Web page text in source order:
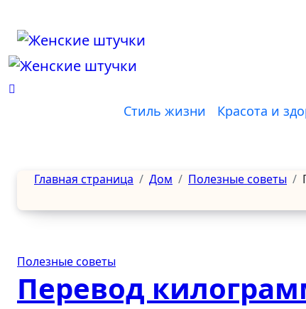
содержанию
Стиль жизни Красота и
Главная страница Дом Полезные советы
Полезные советы
Перевод